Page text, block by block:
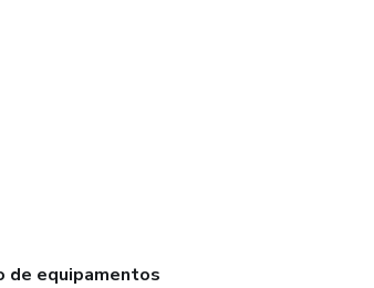
de equipamentos